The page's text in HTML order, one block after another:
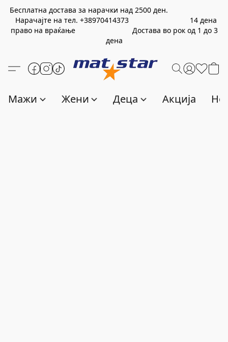
Бесплатна достава за нарачки над 2500 ден.
Нарачајте на тел. +38970414373 14 дена
право на враќање Достава во рок од 1 до 3
дена
Мажи Жени Деца Акција